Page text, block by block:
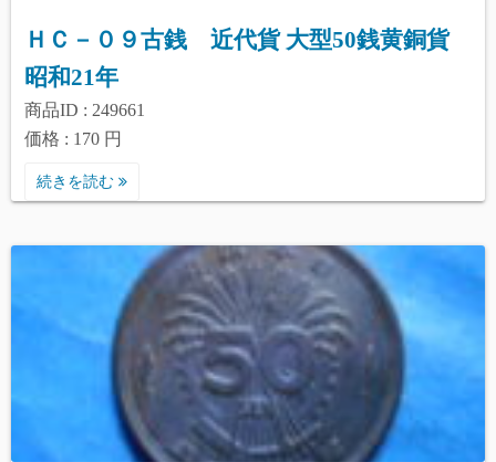
ＨＣ－０９古銭 近代貨 大型50銭黄銅貨
昭和21年
商品ID : 249661
価格 : 170 円
続きを読む